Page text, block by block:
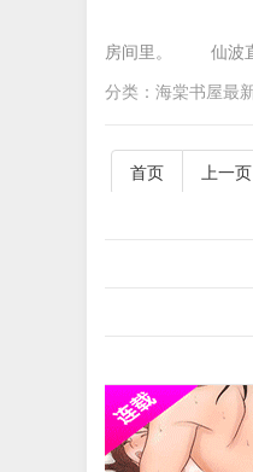
第03
房间里。 仙波直
分类： 海棠书屋最
首页 上一页